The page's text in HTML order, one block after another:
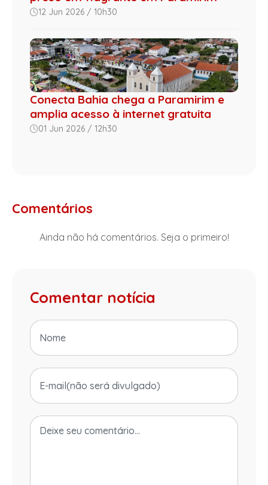
12 Jun 2026 / 10h30
Conecta Bahia chega a Paramirim e
amplia acesso à internet gratuita
01 Jun 2026 / 12h30
Comentários
Ainda não há comentários. Seja o primeiro!
Comentar notícia